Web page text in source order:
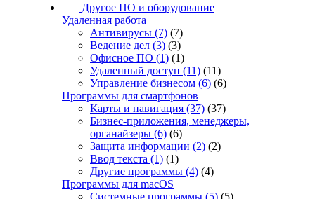
Другое ПО и оборудование
Удаленная работа
Антивирусы (7) (7)
Ведение дел (3) (3)
Офисное ПО (1) (1)
Удаленный доступ (11) (11)
Управление бизнесом (6) (6)
Программы для смартфонов
Карты и навигация (37) (37)
Бизнес-приложения, менеджеры,
органайзеры (6) (6)
Защита информации (2) (2)
Ввод текста (1) (1)
Другие программы (4) (4)
Программы для macOS
Системные программы (5) (5)